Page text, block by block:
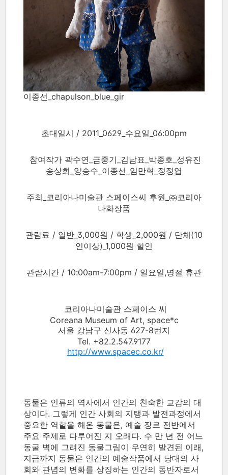
이종선_chapulson_blue_gir
초대일시 / 2011_0629_수요일_06:00pm
참여작가 곽수연_금중기_김남표_박종호_성유진
송상희_양승수_이종선_임만혁_정정엽
주최_코리아나미술관 스페이스씨 후원_㈜코리아
나화장품
관람료 / 일반_3,000원 / 학생_2,000원 / 단체(10
인이상)_1,000원 할인
관람시간 / 10:00am-7:00pm / 일요일,명절 휴관
코리아나미술관 스페이스 씨
Coreana Museum of Art, space*c
서울 강남구 신사동 627-8번지
Tel. +82.2.547.9177
http://www.spacec.co.kr/
동물은 인류의 역사에서 인간의 친숙한 교감의 대
상이다. 그렇게 인간 사회의 지탱과 발전과정에서
중요한 역할을 해온 동물은, 예술 장르 전반에서
주요 주제로 다루어진 지 오래다. 수 만 년 전 어느
동굴 벽에 그려진 동물그림이 우연히 발견된 이래,
지금까지 동물은 인간의 예술작품에서 당대의 사
회와 관념의 변화를 상징하는 인간의 동반자로서